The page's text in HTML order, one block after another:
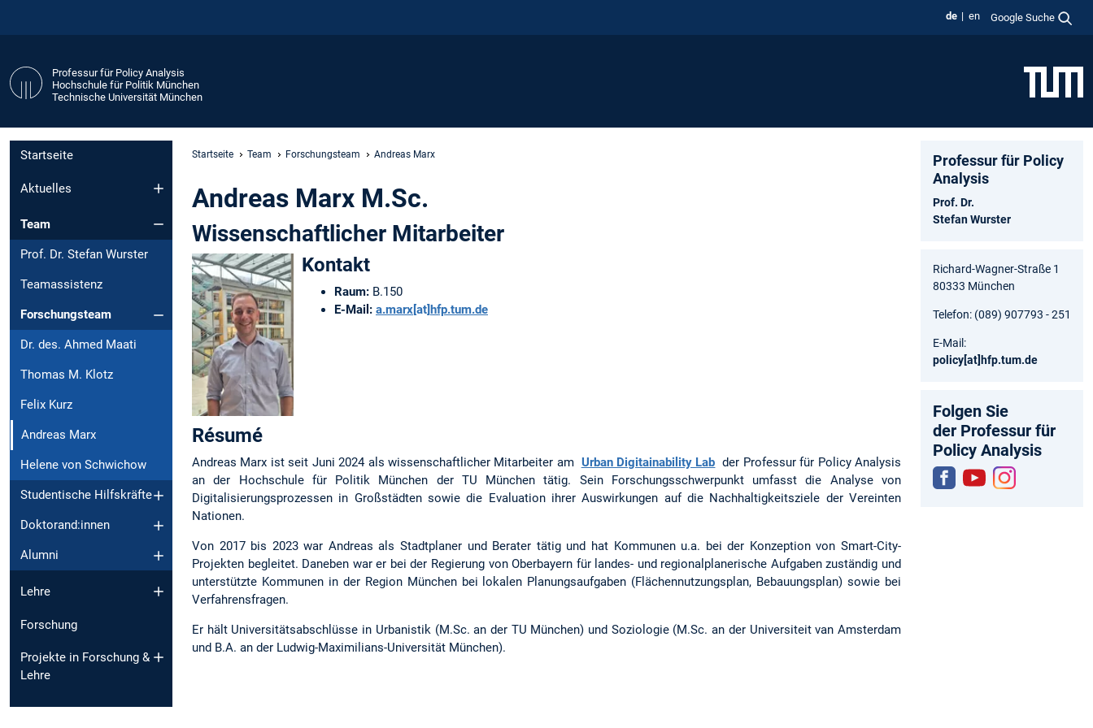
de en Google Suche
Professur für Policy Analysis
Hochschule für Politik München
Technische Universität München
Startseite
Aktuelles
Team
Prof. Dr. Stefan Wurster
Teamassistenz
Forschungsteam
Dr. des. Ahmed Maati
Thomas M. Klotz
Felix Kurz
Andreas Marx
Helene von Schwichow
Studentische Hilfskräfte
Doktorand:innen
Alumni
Lehre
Forschung
Projekte in Forschung &
Lehre
Startseite Team Forschungsteam Andreas Marx
Andreas Marx M.Sc.
Wissenschaftlicher Mitarbeiter
Kontakt
Raum: B.150
E-Mail: a.marx[at]hfp.tum.de
Ré­su­mé
Andreas Marx ist seit Juni 2024 als wissenschaftlicher Mitarbeiter am Urban Digitainability Lab der Professur für Policy Analysis
an der Hochschule für Politik München der TU München tätig. Sein Forschungsschwerpunkt umfasst die Analyse von
Digitalisierungsprozessen in Großstädten sowie die Evaluation ihrer Auswirkungen auf die Nachhaltigkeitsziele der Vereinten
Nationen.
Von 2017 bis 2023 war Andreas als Stadtplaner und Berater tätig und hat Kommunen u.a. bei der Konzeption von Smart-City-
Projekten begleitet. Daneben war er bei der Regierung von Oberbayern für landes- und regionalplanerische Aufgaben zuständig und
unterstützte Kommunen in der Region München bei lokalen Planungsaufgaben (Flächennutzungsplan, Bebauungsplan) sowie bei
Verfahrensfragen.
Er hält Universitätsabschlüsse in Urbanistik (M.Sc. an der TU München) und Soziologie (M.Sc. an der Universiteit van Amsterdam
und B.A. an der Ludwig-Maximilians-Universität München).
Professur für Policy
Analysis
Prof. Dr.
Stefan Wurster
Richard-Wagner-Straße 1
80333 München
Telefon: (089) 907793 - 251
E-Mail:
policy[at] hfp.tum.de
Folgen Sie
der Professur für
Policy Analysis